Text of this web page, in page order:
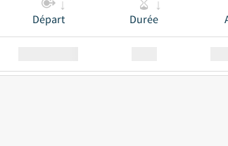
Départ Durée